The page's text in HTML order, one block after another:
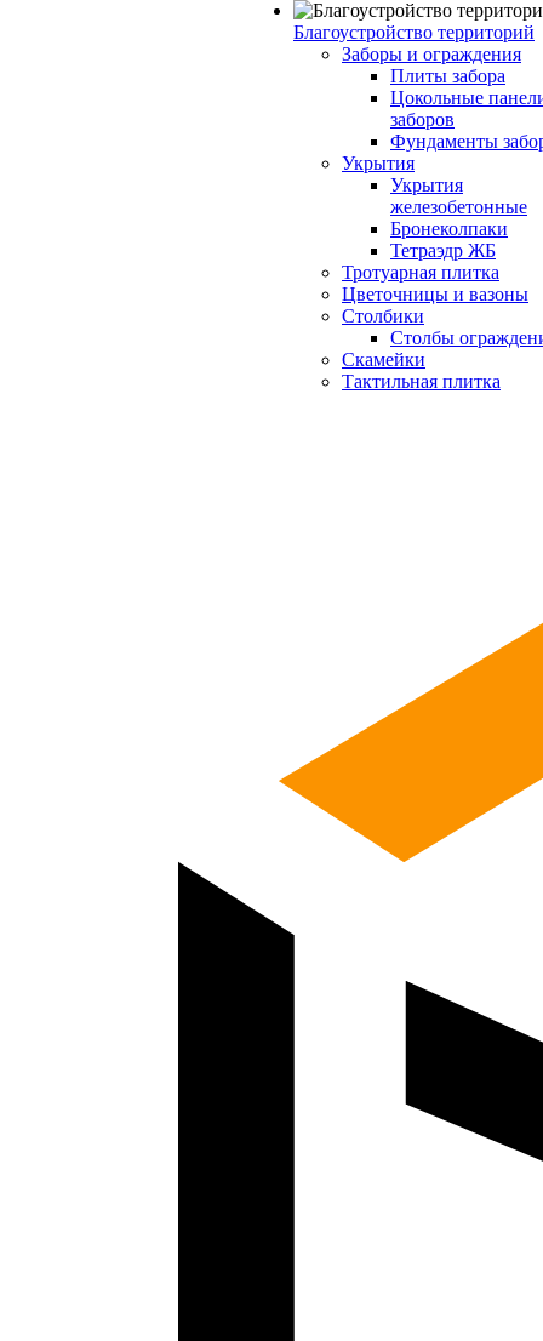
Благоустройство территорий
Заборы и ограждения
Плиты забора
Цокольные
заборов
Фундаменты
Укрытия
Укрытия
железобетонные
Бронеколпаки
Тетраэдр ЖБ
Тротуарная плитка
Цветочницы и вазоны
Столбики
Столбы
Скамейки
Тактильная плитка